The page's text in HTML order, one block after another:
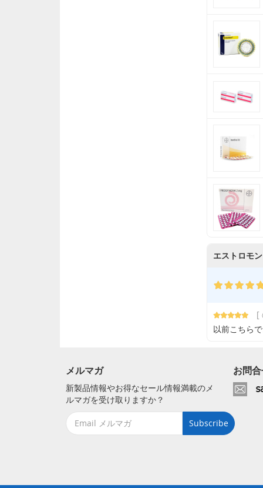
エストロモ
[
以前こちら
メルマガ
新製品情報やお得なセール情報満載のメ
ルマガを受け取りますか？
Subscribe
お問